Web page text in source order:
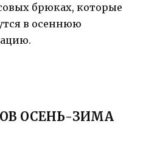
брюках, которые
в осеннюю
ОСЕНЬ-ЗИМА